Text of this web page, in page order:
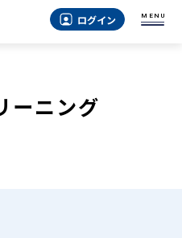
ログイン MENU
ーニング